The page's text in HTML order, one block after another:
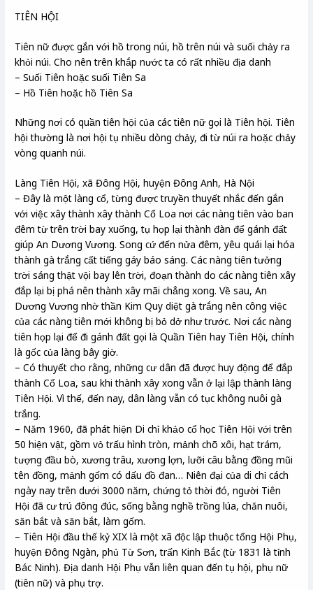
TIÊN HỘI
Tiên nữ được gắn với hồ trong núi, hồ trên núi và suối chảy ra
khỏi núi. Cho nên trên khắp nước ta có rất nhiều địa danh
– Suối Tiên hoặc suối Tiên Sa
– Hồ Tiên hoặc hồ Tiên Sa
Những nơi có quần tiên hội của các tiên nữ gọi là Tiên hội. Tiên
hội thường là nơi hội tụ nhiều dòng chảy, đi từ núi ra hoặc chảy
vòng quanh núi.
Làng Tiên Hội, xã Đông Hội, huyện Đông Anh, Hà Nội
– Đây là một làng cổ, từng được truyền thuyết nhắc đến gắn
với việc xây thành xây thành Cổ Loa nơi các nàng tiên vào ban
đêm từ trên trời bay xuống, tụ họp lại thành đàn để gánh đất
giúp An Dương Vương. Song cứ đến nửa đêm, yêu quái lại hóa
thành gà trắng cất tiếng gáy báo sáng. Các nàng tiên tưởng
trời sáng thật vội bay lên trời, đoạn thành do các nàng tiên xây
đắp lại bị phá nên thành xây mãi chẳng xong. Về sau, An
Dương Vương nhờ thần Kim Quy diệt gà trắng nên công việc
của các nàng tiên mới không bị bỏ dở như trước. Nơi các nàng
tiên họp lại để đi gánh đất gọi là Quần Tiên hay Tiên Hội, chính
là gốc của làng bây giờ.
– Có thuyết cho rằng, những cư dân đã được huy động để đắp
thành Cổ Loa, sau khi thành xây xong vẫn ở lại lập thành làng
Tiên Hội. Vì thế, đến nay, dân làng vẫn có tục không nuôi gà
trắng.
– Năm 1960, đã phát hiện Di chỉ khảo cổ học Tiên Hội với trên
50 hiện vật, gồm vỏ trấu hình tròn, mảnh chõ xôi, hạt trám,
tượng đầu bò, xương trâu, xương lợn, lưỡi câu bằng đồng mũi
tên đồng, mảnh gốm có dấu đồ đan… Niên đại của di chỉ cách
ngày nay trên dưới 3000 năm, chứng tỏ thời đó, người Tiên
Hội đã cư trú đông đúc, sống bằng nghề trồng lúa, chăn nuôi,
săn bắt và săn bắt, làm gốm.
– Tiên Hội đầu thế kỷ XIX là một xã độc lập thuộc tổng Hội Phụ,
huyện Đông Ngàn, phủ Từ Sơn, trấn Kinh Bắc (từ 1831 là tỉnh
Bác Ninh). Địa danh Hội Phụ vẫn liên quan đến tụ hội, phụ nữ
(tiên nữ) và phụ trợ.